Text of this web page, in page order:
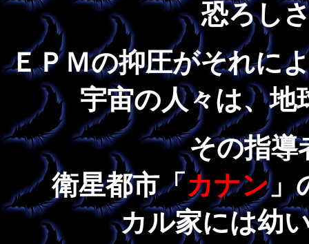
恐ろし
ＥＰＭの抑圧がそれに
宇宙の人々は、地
その指導
衛星都市「 カナン」
カル家には幼